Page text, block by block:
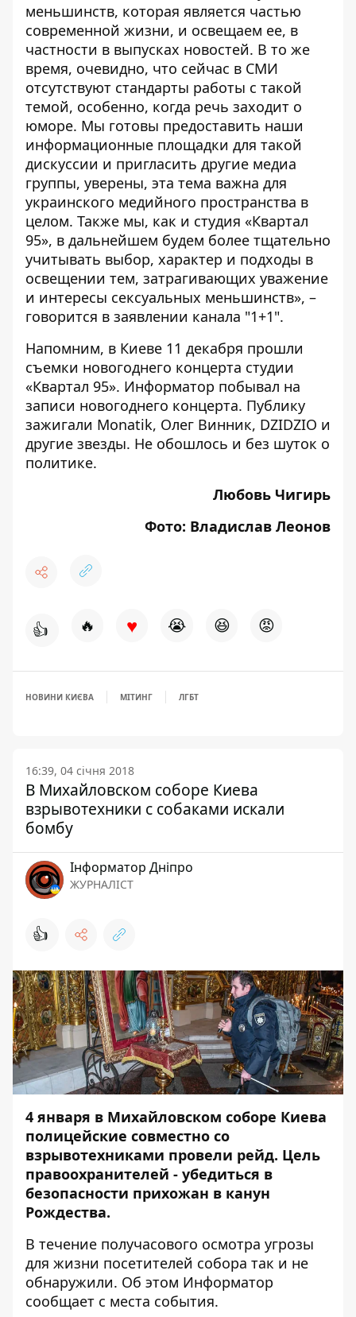
меньшинств, которая является частью
современной жизни, и освещаем ее, в
частности в выпусках новостей. В то же
время, очевидно, что сейчас в СМИ
отсутствуют стандарты работы с такой
темой, особенно, когда речь заходит о
юморе. Мы готовы предоставить наши
информационные площадки для такой
дискуссии и пригласить другие медиа
группы, уверены, эта тема важна для
украинского медийного пространства в
целом. Также мы, как и студия «Квартал
95», в дальнейшем будем более тщательно
учитывать выбор, характер и подходы в
освещении тем, затрагивающих уважение
и интересы сексуальных меньшинств», –
говорится в заявлении канала "1+1".
Напомним, в Киеве 11 декабря прошли
съемки новогоднего концерта студии
«Квартал 95». Информатор побывал на
записи новогоднего концерта. Публику
зажигали Monatik, Олег Винник, DZIDZIO и
другие звезды. Не обошлось и без шуток о
политике.
Любовь Чигирь
Фото: Владислав Леонов
👍 🔥 ♥ 😭 😆 😡
НОВИНИ КИЄВА МІТИНГ ЛГБТ
16:39, 04 січня 2018
В Михайловском соборе Киева
взрывотехники с собаками искали
бомбу
Інформатор Дніпро
ЖУРНАЛІСТ
👍
4 января в Михайловском соборе Киева
полицейские совместно со
взрывотехниками провели рейд. Цель
правоохранителей - убедиться в
безопасности прихожан в канун
Рождества.
В течение получасового осмотра угрозы
для жизни посетителей собора так и не
обнаружили. Об этом Информатор
сообщает с места события.